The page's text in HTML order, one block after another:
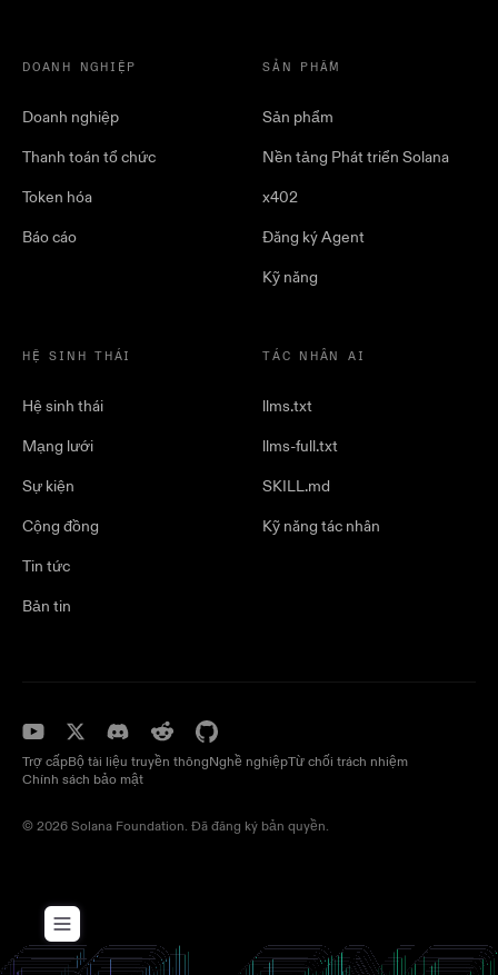
DOANH NGHIỆP
Doanh nghiệp
Thanh toán tổ chức
Token hóa
Báo cáo
SẢN PHẨM
Sản phẩm
Nền tảng Phát triển Solana
x402
Đăng ký Agent
Kỹ năng
HỆ SINH THÁI
Hệ sinh thái
Mạng lưới
Sự kiện
Cộng đồng
Tin tức
Bản tin
TÁC NHÂN AI
llms.txt
llms-full.txt
SKILL.md
Kỹ năng tác nhân
Trợ cấpBộ tài liệu truyền thôngNghề nghiệpTừ chối trách nhiệm
Chính sách bảo mật
© 2026 Solana Foundation. Đã đăng ký bản quyền.